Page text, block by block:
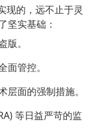
现的，远不止于灵
坚实基础：
版。
面管控。
层面的强制措施。
等日益严苛的监